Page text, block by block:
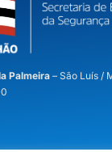
Palmeira– São Luís /